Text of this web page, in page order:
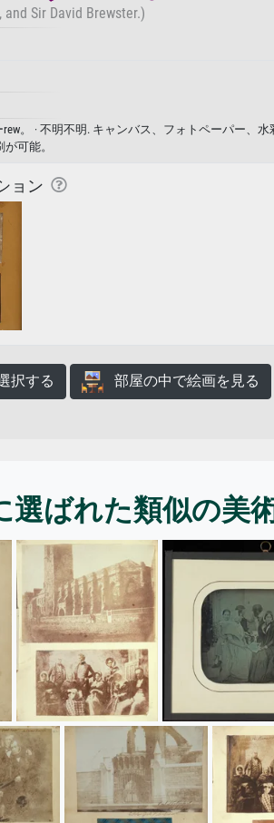
Sir David Brewster.)
。 · 不明不明. キャンバス、フォトペーパー、水
可能。
ョン
択する 部屋の中で絵画を見る
選ばれた類似の美